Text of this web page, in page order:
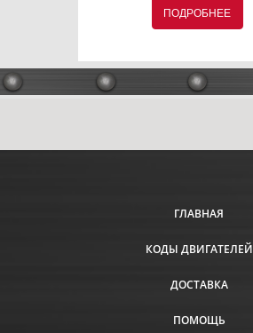
ПОДРОБНЕЕ
ГЛАВНАЯ
КОДЫ ДВИГАТЕЛЕЙ
ДОСТАВКА
ПОМОЩЬ